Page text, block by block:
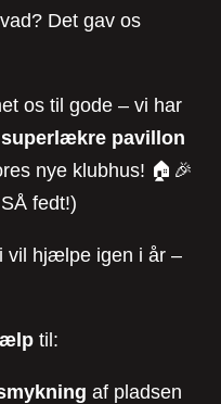
Det gav os
os til gode – vi har
superlækre pavillon
nye klubhus! 🏠🎉
fedt!)
vil hjælpe igen i år –
til:
af pladsen